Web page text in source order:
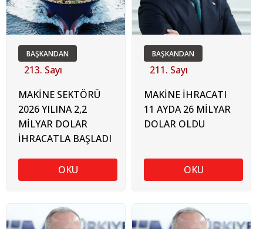
BAŞKANDAN
213. Sayı
MAKİNE SEKTÖRÜ
2026 YILINA 2,2
MİLYAR DOLAR
İHRACATLA BAŞLADI
OKU
BAŞKANDAN
211. Sayı
MAKİNE İHRACATI
11 AYDA 26 MİLYAR
DOLAR OLDU
OKU